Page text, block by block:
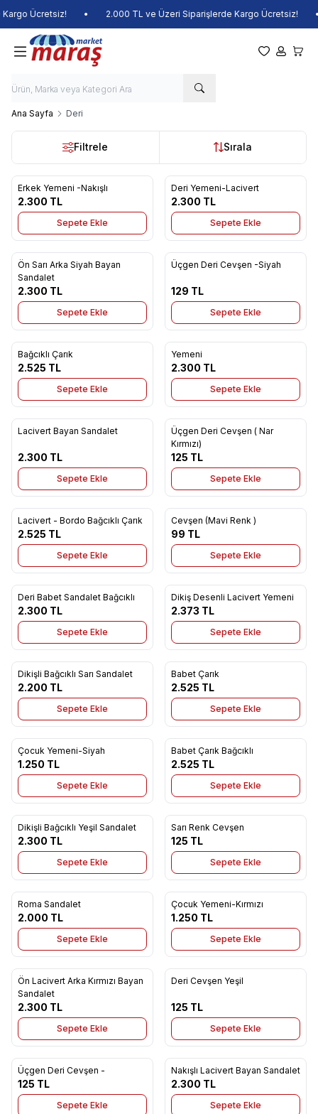
Ücretsiz! 2.000 TL ve Üzeri Siparişlerde Kargo Ücretsiz!
Favorilerim
Hesabım
Ana Sayfa Deri
Filtrele Sırala
Yeni
Favorilere Ekle
Erkek Yemeni -Nakışlı
2.300 TL
Sepete Ekle
Yeni
Favorilere Ekle
Deri Yemeni-Lacivert
2.300 TL
Sepete Ekle
Yeni
Favorilere Ekle
Ön Sarı Arka Siyah Bayan
Sandalet
2.300 TL
Sepete Ekle
Yeni
Üçgen Deri Cevşen -Siyah
129 TL
Sepete Ekle
Yeni
Favorilere Ekle
6
Bağcıklı Çarık
2.525 TL
Sepete Ekle
Yeni
Favorilere Ekle
Yemeni
2.300 TL
Sepete Ekle
Yeni
Lacivert Bayan Sandalet
2.300 TL
Sepete Ekle
Yeni
Favorilere Ekle
Üçgen Deri Cevşen ( Nar
Kırmızı)
125 TL
Sepete Ekle
Yeni
Favorilere Ekle
Lacivert - Bordo Bağcıklı Çarık
2.525 TL
Sepete Ekle
Yeni
Favorilere Ekle
Cevşen (Mavi Renk )
99 TL
Sepete Ekle
Yeni
Favorilere Ekle
Deri Babet Sandalet Bağcıklı
2.300 TL
Sepete Ekle
Yeni
Favorilere Ekle
Dikiş Desenli Lacivert Yemeni
2.373 TL
Sepete Ekle
Yeni
Favorilere Ekle
Dikişli Bağcıklı Sarı Sandalet
2.200 TL
Sepete Ekle
Yeni
Favorilere Ekle
9
Babet Çarık
2.525 TL
Sepete Ekle
Yeni
Favorilere Ekle
Çocuk Yemeni-Siyah
1.250 TL
Sepete Ekle
Yeni
Favorilere Ekle
9
Babet Çarık Bağcıklı
2.525 TL
Sepete Ekle
Yeni
Favorilere Ekle
Dikişli Bağcıklı Yeşil Sandalet
2.300 TL
Sepete Ekle
Yeni
Favorilere Ekle
Sarı Renk Cevşen
125 TL
Sepete Ekle
Yeni
Favorilere Ekle
Roma Sandalet
2.000 TL
Sepete Ekle
Yeni
Favorilere Ekle
Çocuk Yemeni-Kırmızı
1.250 TL
Sepete Ekle
Yeni
Favorilere Ekle
Ön Lacivert Arka Kırmızı Bayan
Sandalet
2.300 TL
Sepete Ekle
Yeni
Deri Cevşen Yeşil
125 TL
Sepete Ekle
Yeni
Favorilere Ekle
Üçgen Deri Cevşen -
125 TL
Sepete Ekle
Yeni
Favorilere Ekle
Nakışlı Lacivert Bayan Sandalet
2.300 TL
Sepete Ekle